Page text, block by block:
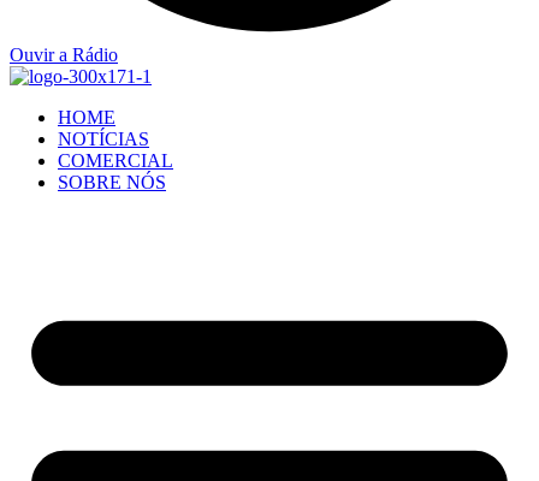
Ouvir a Rádio
HOME
NOTÍCIAS
COMERCIAL
SOBRE NÓS